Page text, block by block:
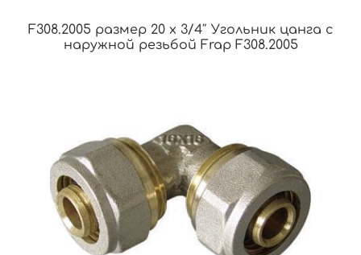
F308.2005 размер 20 x 3/4″ Угольник цанга с
наружной резьбой Frap F308.2005